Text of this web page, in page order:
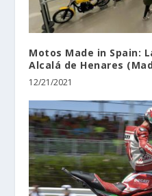
Motos Made in Spain:
Alcalá de Henares
12/21/2021